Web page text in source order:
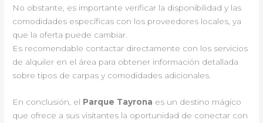
No obstante, es importante verificar la disponibilidad y las
comodidades específicas con los proveedores locales, ya
que la oferta puede cambiar.
Es recomendable contactar directamente con los servicios
de alquiler en el área para obtener información detallada
sobre tipos de carpas y comodidades adicionales.
En conclusión, el Parque Tayrona es un destino mágico
que ofrece a sus visitantes la oportunidad de conectar con